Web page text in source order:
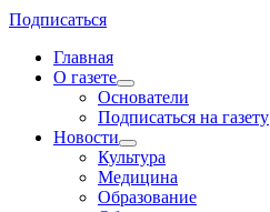
Подписаться
Главная
О газете
Основатели
Подписаться на газету
Новости
Культура
Медицина
Образование